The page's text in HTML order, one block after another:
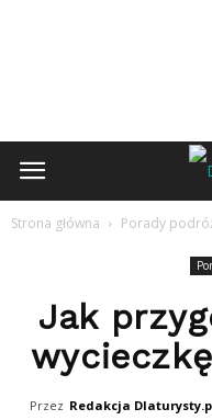
Strona główna Porady
Jak
Przez Redakcja